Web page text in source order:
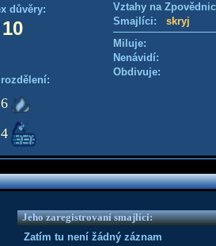
důvěry:
10
rozdělení:
6
4
Vztahy na
Smajlíci: skryj
Miluje:
Nenávidí:
Obdivuje:
Jeho zaregistrovaní smajlíci:
Zatím tu není žádný záznam